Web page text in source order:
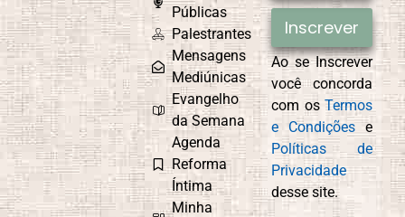
Públicas
Palestrantes
Mensagens
Mediúnicas
Evangelho
da Semana
Agenda
Reforma
Íntima
Minha
Inscrever
Ao se Inscrever
você concorda
com osTermos
e Condições e
Políticas de
Privacidade
desse site.